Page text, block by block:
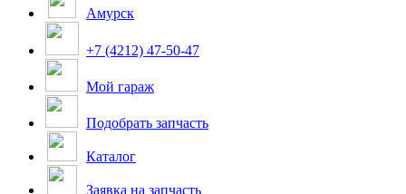
Амурск
+7 (4212) 47-50-47
Мой гараж
Подобрать запчасть
Каталог
Заявка на запчасть